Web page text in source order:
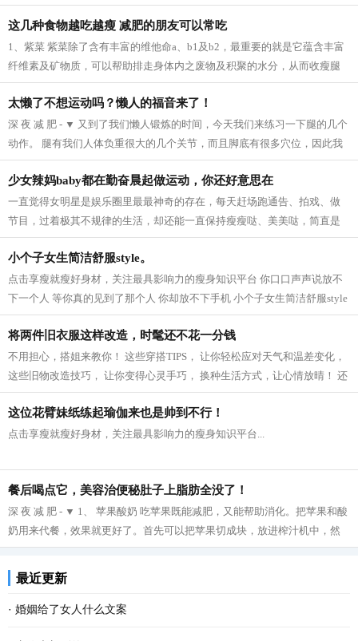
瘦出性感美腿，同时还塑造紧致翘臀...
这几种食物越吃越瘦 减肥的朋友可以常吃
1、紫菜 紫菜除了含有丰富的维他命a、b1及b2，最重要的就是它蕴含丰富
纤维素及矿物质，可以帮助排走身体内之废物及积聚的水分，从而收瘦腿
之效。 2、芝麻 芝麻它的亚麻仁油酸可以...
太懒了不想运动吗？懒人的福音来了！
深 夜 减 肥 - ▼ 又到了我们懒人锻炼的时间，今天我们来练习一下腿的几个
动作。 腿有我们人体负重很大的几个关节，而且脚底有很多穴位，因此我
们要多锻炼我们的脚，促进血液循...
少女辣妈baby都在勤奋晨起做运动，你还好意思在
一直觉得女明星是娱乐圈里最最神奇的存在，每天赶场跑通告、拍戏、做
节目，过着极其不规律的生活，却还能一直保持瘦瘦哒、美美哒，简直是
羡慕死我们这些凡人啦~老天爷爷太不公...
小个子女生简洁舒服style。
点击享瘦就瘦好身材，关注最具影响力的瘦身知识平台 你口口声声说放不
下一个人 等你真的见到了那个人 你却放不下手机 小个子女生简洁舒服style
模特身高159CM 165cm半熟女生的轻熟小性...
将两件旧衣服这样改造，时髦还不花一分钱
不用担心，搭姐来教你！ 这些穿搭TIPS， 让你轻松应对天气和温差变化，
这些旧物改造技巧， 让你变得心灵手巧， 换种生活方式，让心情放晴！ 还
等什么，快点学起来吧！ 针织衫 风...
这位花臂妹纸练起瑜伽来也是帅到不行！
点击享瘦就瘦好身材，关注最具影响力的瘦身知识平台...
餐后喝点它，美容治便秘肚子上脂肪全没了！
深 夜 减 肥 - ▼ 1、 苹果酸奶 吃苹果既能减肥，又能帮助消化。把苹果和酸
奶用来代餐，效果就更好了。首先可以把苹果切成块，放进榨汁机中，然
后再把榨好的苹果汁与酸奶拌在一起...
最近更新
· 婚姻给了女人什么文案